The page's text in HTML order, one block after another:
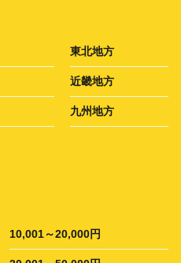
東北地方
近畿地方
九州地方
10,001～20,000円